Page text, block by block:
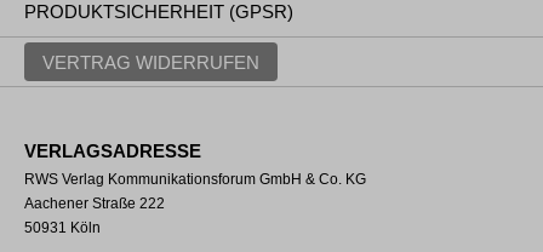
PRODUKTSICHERHEIT (GPSR)
VERTRAG WIDERRUFEN
VERLAGSADRESSE
RWS Verlag Kommunikationsforum GmbH & Co. KG
Aachener Straße 222
50931 Köln